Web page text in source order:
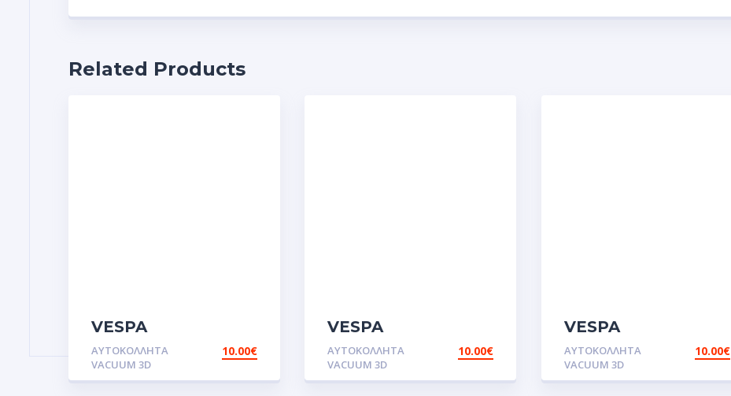
Related Products
VESPA
ITALIA.Αυτοκόλλητα
ΑΥΤΟΚΌΛΛΗΤΑ
VACUUM 3D
10.00€
VESPA
VOODOO.Αυτοκόλλητα
ΑΥΤΟΚΌΛΛΗΤΑ
VACUUM 3D
10.00€
VESPA
FLAGS.Αυτοκόλλητα
ΑΥΤΟΚΌΛΛΗΤΑ
VACUUM 3D
10.00€